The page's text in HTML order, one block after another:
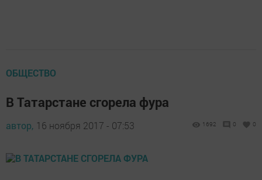
ОБЩЕСТВО
В Татарстане сгорела фура
автор, 16 ноября 2017 - 07:53 1692 0 0